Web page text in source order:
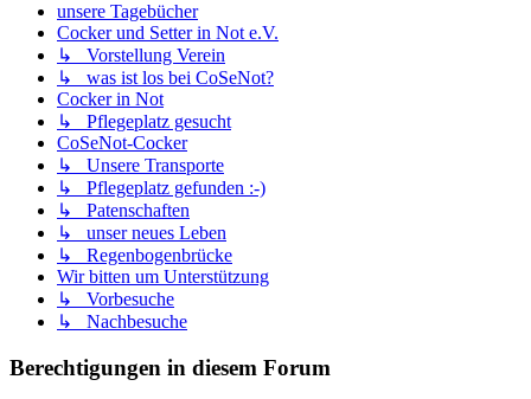
unsere Tagebücher
Cocker und Setter in Not e.V.
↳ Vorstellung Verein
↳ was ist los bei CoSeNot?
Cocker in Not
↳ Pflegeplatz gesucht
CoSeNot-Cocker
↳ Unsere Transporte
↳ Pflegeplatz gefunden :-)
↳ Patenschaften
↳ unser neues Leben
↳ Regenbogenbrücke
Wir bitten um Unterstützung
↳ Vorbesuche
↳ Nachbesuche
Berechtigungen in diesem Forum